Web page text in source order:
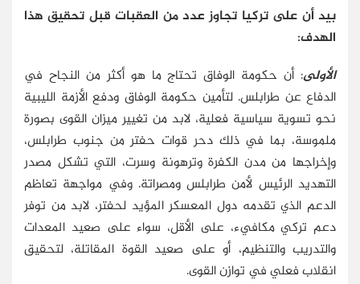
بيد أن على تركيا تجاوز عدد من العقبات قبل تحقيق هذا
الهدف:
الأولى: أن حكومة الوفاق تحتاج ما هو أكثر من النجاح في
الدفاع عن طرابلس. لتأمين حكومة الوفاق ودفع الأزمة الليبية
نحو تسوية سياسية فعلية، لابد من تغيير ميزان القوى بصورة
ملموسة، بما في ذلك دحر قوات حفتر من جنوب طرابلس،
وإخراجها من مدن الكفرة وترهونة وسرت، التي تشكل مصدر
التهديد الرئيس لأمن طرابلس ومصراتة. وفي مواجهة تعاظم
الدعم الذي تقدمه دول المعسكر المؤيد لحفتر، لابد من توفر
دعم تركي مكافيء، على الأقل، سواء على صعيد المعدات
والتدريب والتنظيم، أو على صعيد القوة المقاتلة، لتحقيق
انقلاب فعلي في توازن القوى.